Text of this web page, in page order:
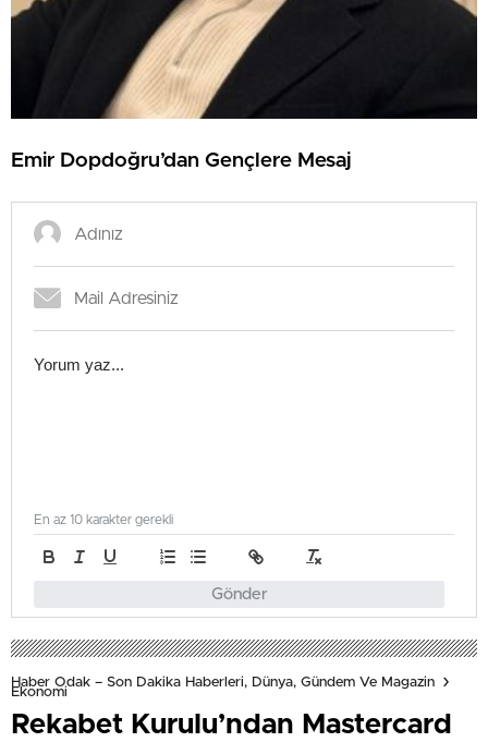
Emir Dopdoğru’dan Gençlere Mesaj
Gönder
En az 10 karakter gerekli
Haber Odak – Son Dakika Haberleri, Dünya, Gündem Ve Magazin
Ekonomi
Rekabet Kurulu’ndan Mastercard